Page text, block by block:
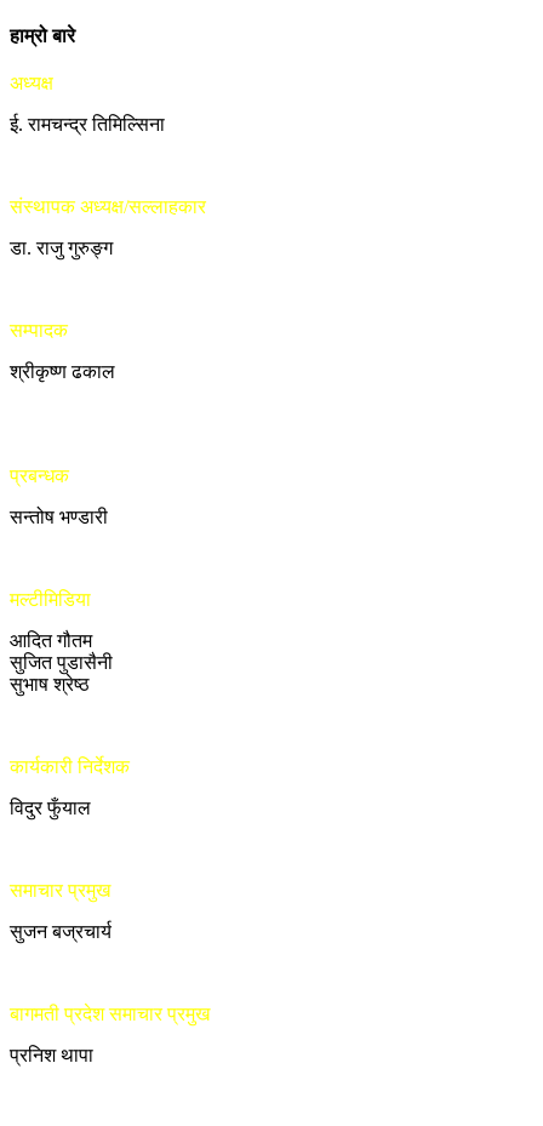
हाम्रो बारे
अध्यक्ष
ई. रामचन्द्र तिमिल्सिना
संस्थापक अध्यक्ष/सल्लाहकार
डा. राजु गुरुङ्ग
सम्पादक
श्रीकृष्ण ढकाल
प्रबन्धक
सन्तोष भण्डारी
मल्टीमिडिया
आदित गौतम
सुजित पुडासैनी
सुभाष श्रेष्ठ
कार्यकारी निर्देशक
विदुर फुँयाल
समाचार प्रमुख
सुजन बज्रचार्य
बागमती प्रदेश समाचार प्रमुख
प्रनिश थापा